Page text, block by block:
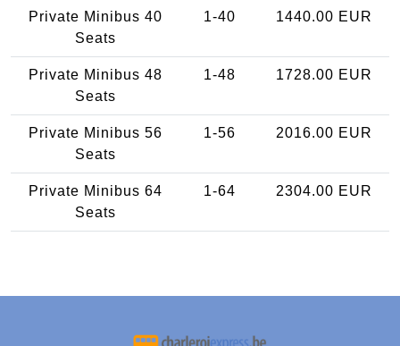
Private Minibus 40
Seats
1-40 1440.00 EUR
Private Minibus 48
Seats
1-48 1728.00 EUR
Private Minibus 56
Seats
1-56 2016.00 EUR
Private Minibus 64
Seats
1-64 2304.00 EUR